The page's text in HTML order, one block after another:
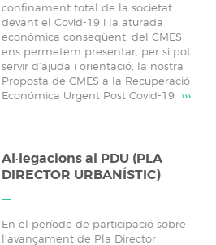
confinament total de la societat
devant el Covid-19 i la aturada
econòmica conseqüent, del CMES
ens permetem presentar, per si pot
servir d’ajuda i orientació, la nostra
Proposta de CMES a la Recuperació
Económica Urgent Post Covid-19 ›››
Al·legacions al PDU (PLA
DIRECTOR URBANÍSTIC)
En el període de participació sobre
l’avançament de Pla Director